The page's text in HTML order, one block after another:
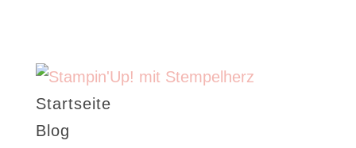
Startseite
Blog